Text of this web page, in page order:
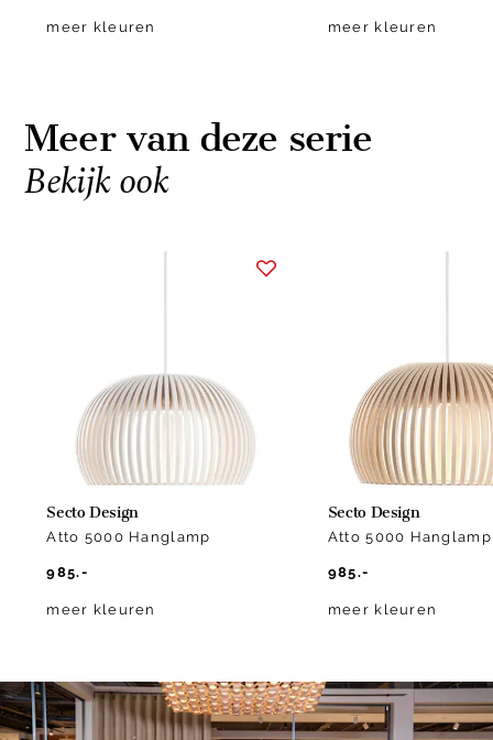
meer kleuren meer kleuren
Meer van deze serie
Bekijk ook
Secto Design
Atto 5000 Hanglamp
985.-
meer kleuren
Secto Design
Atto 5000 Hanglamp
985.-
meer kleuren